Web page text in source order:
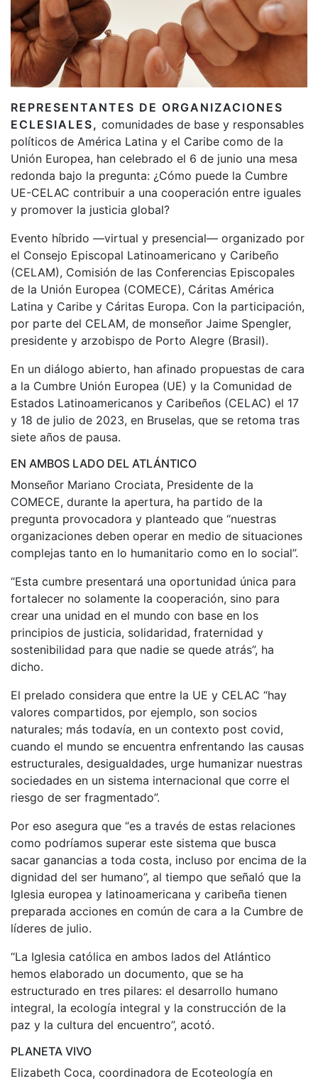
REPRESENTANTES DE ORGANIZACIONES
ECLESIALES, comunidades de base y responsables
políticos de América Latina y el Caribe como de la
Unión Europea, han celebrado el 6 de junio una mesa
redonda bajo la pregunta: ¿Cómo puede la Cumbre
UE-CELAC contribuir a una cooperación entre iguales
y promover la justicia global?
Evento híbrido —virtual y presencial— organizado por
el Consejo Episcopal Latinoamericano y Caribeño
(CELAM), Comisión de las Conferencias Episcopales
de la Unión Europea (COMECE), Cáritas América
Latina y Caribe y Cáritas Europa. Con la participación,
por parte del CELAM, de monseñor Jaime Spengler,
presidente y arzobispo de Porto Alegre (Brasil).
En un diálogo abierto, han afinado propuestas de cara
a la Cumbre Unión Europea (UE) y la Comunidad de
Estados Latinoamericanos y Caribeños (CELAC) el 17
y 18 de julio de 2023, en Bruselas, que se retoma tras
siete años de pausa.
EN AMBOS LADO DEL ATLÁNTICO
Monseñor Mariano Crociata, Presidente de la
COMECE, durante la apertura, ha partido de la
pregunta provocadora y planteado que “nuestras
organizaciones deben operar en medio de situaciones
complejas tanto en lo humanitario como en lo social”.
“Esta cumbre presentará una oportunidad única para
fortalecer no solamente la cooperación, sino para
crear una unidad en el mundo con base en los
principios de justicia, solidaridad, fraternidad y
sostenibilidad para que nadie se quede atrás”, ha
dicho.
El prelado considera que entre la UE y CELAC “hay
valores compartidos, por ejemplo, son socios
naturales; más todavía, en un contexto post covid,
cuando el mundo se encuentra enfrentando las causas
estructurales, desigualdades, urge humanizar nuestras
sociedades en un sistema internacional que corre el
riesgo de ser fragmentado”.
Por eso asegura que “es a través de estas relaciones
como podríamos superar este sistema que busca
sacar ganancias a toda costa, incluso por encima de la
dignidad del ser humano”, al tiempo que señaló que la
Iglesia europea y latinoamericana y caribeña tienen
preparada acciones en común de cara a la Cumbre de
líderes de julio.
“La Iglesia católica en ambos lados del Atlántico
hemos elaborado un documento, que se ha
estructurado en tres pilares: el desarrollo humano
integral, la ecología integral y la construcción de la
paz y la cultura del encuentro”, acotó.
PLANETA VIVO
Elizabeth Coca, coordinadora de Ecoteología en